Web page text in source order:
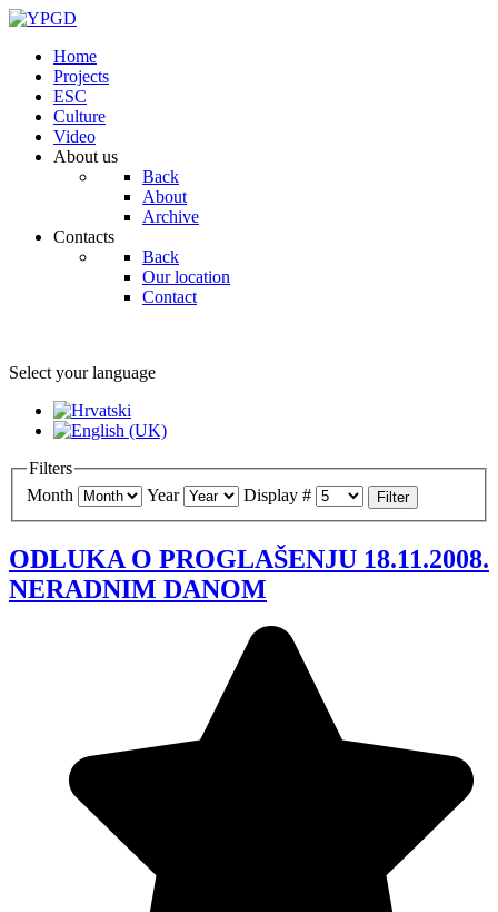
Home
Projects
ESC
Culture
Video
About us
Back
About
Archive
Contacts
Back
Our location
Contact
Select your language
Filters
Month
Year Display # Filter
ODLUKA O PROGLAŠENJU 18.11.2008.
NERADNIM DANOM